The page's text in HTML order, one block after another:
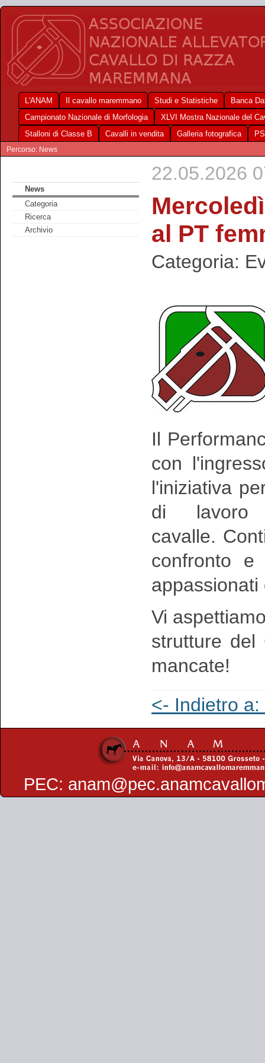
L'ANAM Il cavallo maremmano Studi e Statistiche
Banca
Campionato Nazionale di Morfologia
XLVI Mostra Nazionale del
Stalloni di Classe B
Cavalli in vendita Galleria fotografica
Percorso: News
News
Categoria
Ricerca
Archivio
22.05.2026
al PT
Categoria:
Il
con
l'iniziativa
di
cavalle.
confronto
Vi
strutture del
mancate!
<- Indietro
PEC: